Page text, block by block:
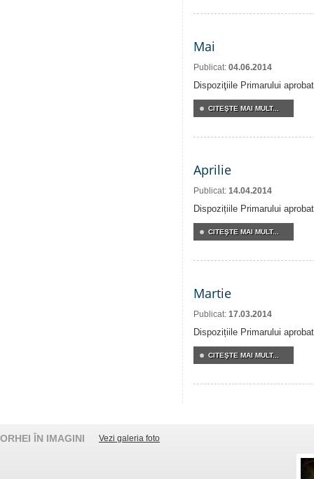
Mai
Publicat: 04.06.2014
Dispoziţiile Primarului
CITEŞTE MAI MULT...
Aprilie
Publicat: 14.04.2014
Dispozițiile Primarului
CITEŞTE MAI MULT...
Martie
Publicat: 17.03.2014
Dispozițiile Primarului
CITEŞTE MAI MULT...
ORHEI ÎN IMAGINI Vezi galeria foto